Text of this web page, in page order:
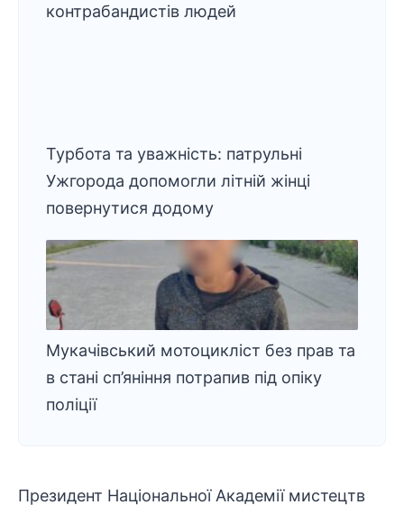
контрабандистів людей
Турбота та уважність: патрульні
Ужгорода допомогли літній жінці
повернутися додому
Мукачівський мотоцикліст без прав та
в стані сп’яніння потрапив під опіку
поліції
Президент Національної Академії мистецтв